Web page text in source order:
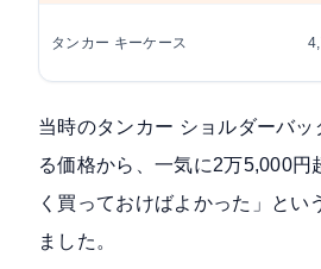
タンカー キーケース
当時のタンカー ショルダーバッ
る価格から、一気に2万5,000円
く買っておけばよかった」とい
ました。